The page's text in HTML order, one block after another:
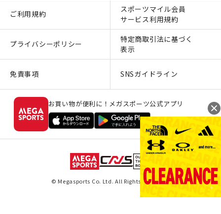
ご利用規約
スポーツマイル会員
サービス利用規約
プライバシーポリシー
特定商取引法に基づく
表示
免責事項 SNSガイドライン
お買い物が便利に！メガスポーツ公式アプリ
© Megasports Co. Ltd. All Rights Reserved.